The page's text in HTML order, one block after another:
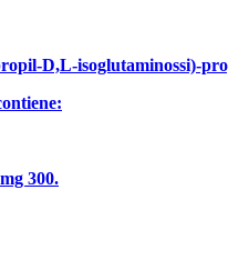
D,L-isoglutaminossi)-
300.